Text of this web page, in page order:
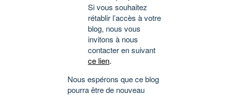
Si vous souhaitez
rétablir l’accès à votre
blog, nous vous
invitons à nous
contacter en suivant
ce lien.
Nous espérons que ce blog
pourra être de nouveau